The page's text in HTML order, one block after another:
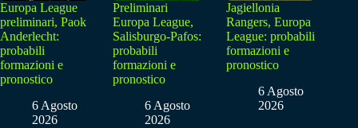
Europa League
preliminari, Paok
Anderlecht:
probabili
formazioni e
pronostico
6 Agosto
2026
Preliminari
Europa League,
Salisburgo-Pafos:
probabili
formazioni e
pronostico
6 Agosto
2026
Jagiellonia
Rangers, Europa
League: probabili
formazioni e
pronostico
6 Agosto
2026